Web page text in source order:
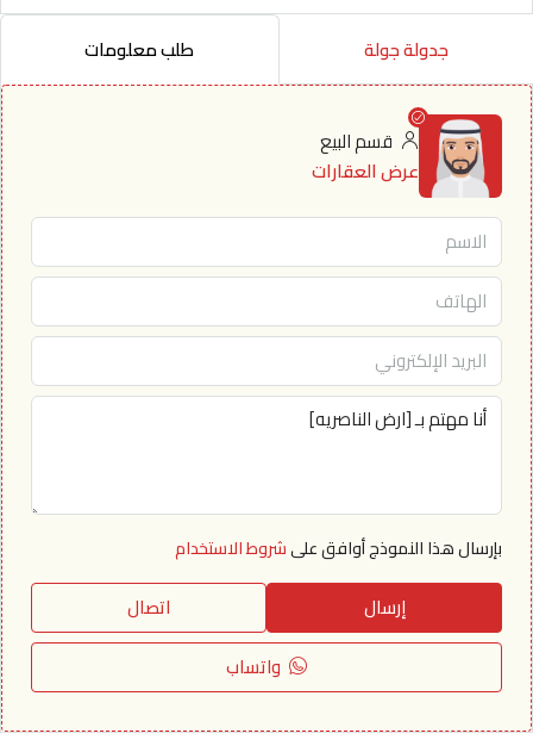
جدولة جولة طلب معلومات
قسم البيع
عرض العقارات
بإرسال هذا النموذج أوافق علىشروط الاستخدام
إرسال
اتصال
واتساب